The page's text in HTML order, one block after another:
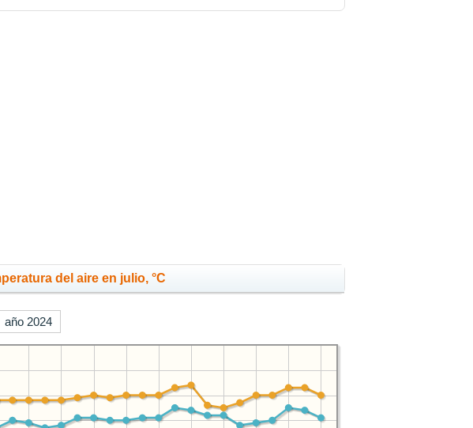
del aire en julio, °C
año 2024